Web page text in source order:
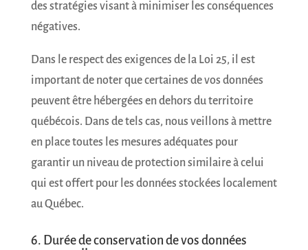
des stratégies visant à minimiser les conséquences
négatives.
Dans le respect des exigences de la Loi 25, il est
important de noter que certaines de vos données
peuvent être hébergées en dehors du territoire
québécois. Dans de tels cas, nous veillons à mettre
en place toutes les mesures adéquates pour
garantir un niveau de protection similaire à celui
qui est offert pour les données stockées localement
au Québec.
6. Durée de conservation de vos données
INSCRIPTION À
L'INFOLETTRE
Nom complet